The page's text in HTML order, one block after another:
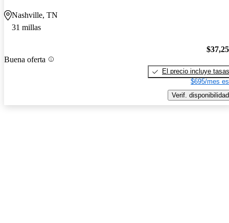
Nashville, TN
31 millas
Buena oferta
El precio incluye tasas
$695/mes
Verif. disponibilidad